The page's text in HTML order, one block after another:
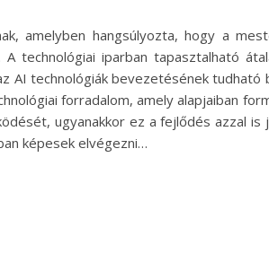
amelyben hangsúlyozta, hogy a
technológiai iparban tapasztalható
AI technológiák bevezetésének tudható
forradalom, amely alapjaiban
ugyanakkor ez a fejlődés azzal is
képesek elvégezni…